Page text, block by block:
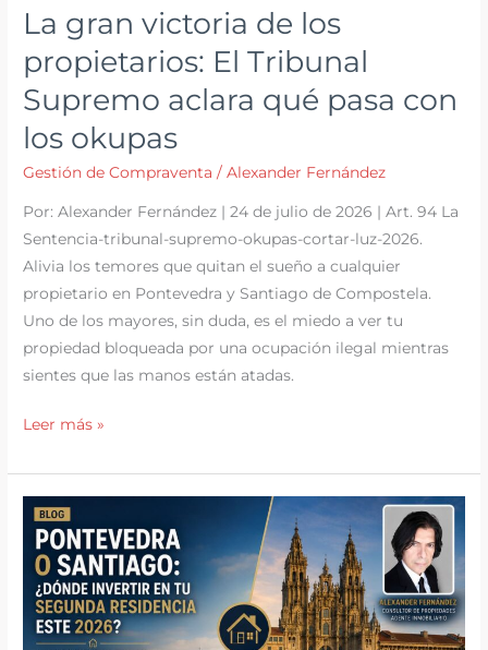
propiedad
la
capital
gallega
La gran victoria de los
propietarios: El Tribunal
Supremo aclara qué pasa con
los okupas
Gestión de Compraventa /Alexander Fernández
Por: Alexander Fernández | 24 de julio de 2026 | Art. 94 La
Sentencia-tribunal-supremo-okupas-cortar-luz-2026.
Alivia los temores que quitan el sueño a cualquier
propietario en Pontevedra y Santiago de Compostela.
Uno de los mayores, sin duda, es el miedo a ver tu
propiedad bloqueada por una ocupación ilegal mientras
sientes que las manos están atadas.
La
victoria
de
los
propietarios:
El
Tribunal
Supremo
Leer más »